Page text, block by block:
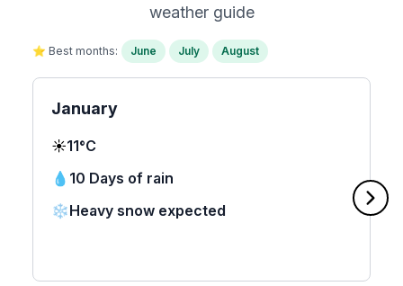
weather guide
⭐ Best months: June July August
January
☀️11°C
💧 10 Days of rain
❄️Heavy snow expected